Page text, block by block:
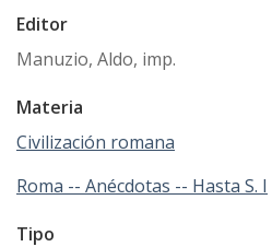
Editor
Manuzio, Aldo, imp.
Materia
Civilización romana
Roma -- Anécdotas -- Hasta S. I
Tipo